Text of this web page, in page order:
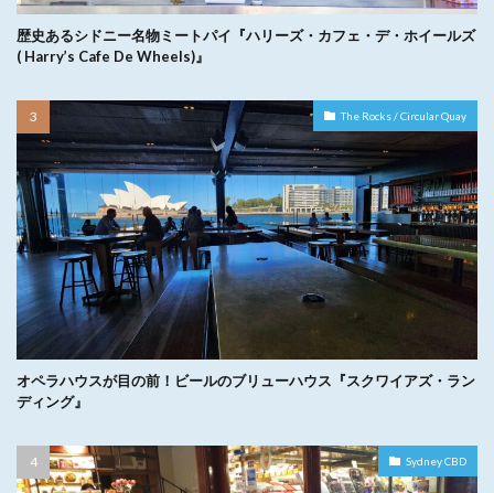
歴史あるシドニー名物ミートパイ『ハリーズ・カフェ・デ・ホイールズ
( Harry’s Cafe De Wheels)』
The Rocks / Circular Quay
オペラハウスが目の前！ビールのブリューハウス『スクワイアズ・ラン
ディング』
Sydney CBD